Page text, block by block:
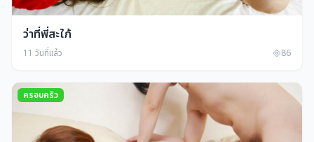
ว่าที่พี่สะใภ้
11 วันที่แล้ว 86
ครอบครัว